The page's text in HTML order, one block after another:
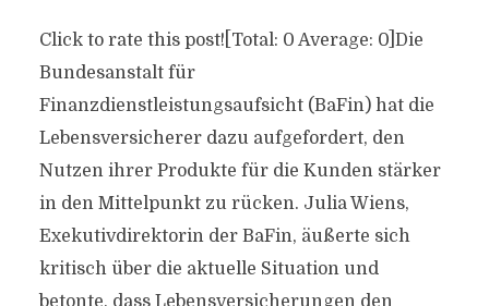
Click to rate this post![Total: 0 Average: 0]Die
Bundesanstalt für
Finanzdienstleistungsaufsicht (BaFin) hat die
Lebensversicherer dazu aufgefordert, den
Nutzen ihrer Produkte für die Kunden stärker
in den Mittelpunkt zu rücken. Julia Wiens,
Exekutivdirektorin der BaFin, äußerte sich
kritisch über die aktuelle Situation und
betonte, dass Lebensversicherungen den